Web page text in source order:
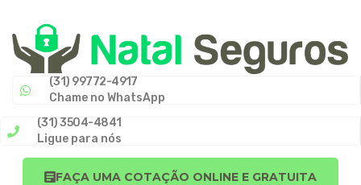
(31) 99772-4917
Chame no WhatsApp
(31) 3504-4841
Ligue para nós
FAÇA UMA COTAÇÃO ONLINE E GRATUITA